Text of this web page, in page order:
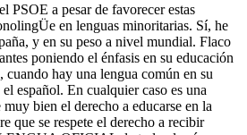
PSOE a pesar de favorecer estas
en lenguas minoritarias. Sí, he
y en su peso a nivel mundial. Flaco
poniendo el énfasis en su educación
cuando hay una lengua común en su
español. En cualquier caso es una
bien el derecho a educarse en la
que se respete el derecho a recibir